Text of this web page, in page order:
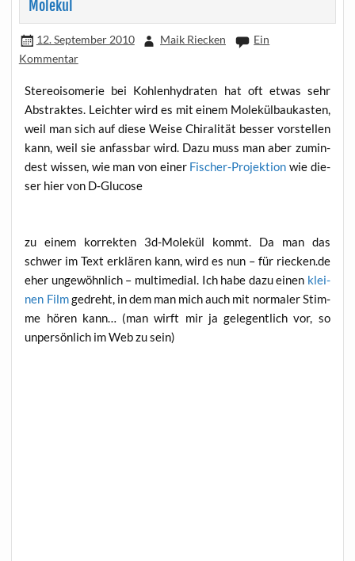
Molekül
12. September 2010 Maik Riecken
Ein
Kommentar
Ste­reoi­so­me­rie bei Koh­len­hy­dra­ten hat oft etwas sehr
Abs­trak­tes. Leich­ter wird es mit einem Mole­kül­bau­kas­ten,
weil man sich auf die­se Wei­se Chi­ra­li­tät bes­ser vor­stel­len
kann, weil sie anfass­bar wird. Dazu muss man aber zumin­
dest wis­sen, wie man von einer Fischer-Pro­jek­ti­on wie die­
ser hier von D‑Glucose
zu einem kor­rek­ten 3d-Mole­kül kommt. Da man das
schwer im Text erklä­ren kann, wird es nun – für riecken.de
eher unge­wöhn­lich – mul­ti­me­di­al. Ich habe dazu einen klei­
nen Filmgedreht, in dem man mich auch mit nor­ma­ler Stim­
me hören kann… (man wirft mir ja gele­gent­lich vor, so
unper­sön­lich im Web zu sein)